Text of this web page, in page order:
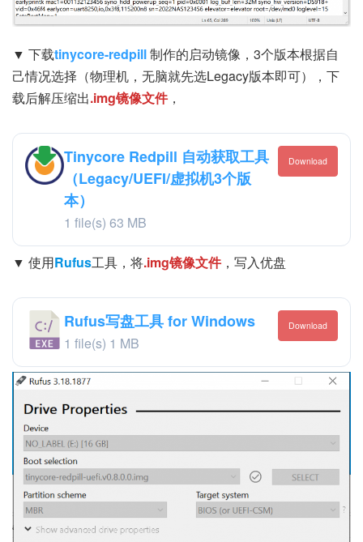
▼ 下载tinycore-redpill制作的启动镜像，3个版本根据自
己情况选择（物理机，无脑就先选Legacy版本即可），下
载后解压缩出.img镜像文件，
Tinycore Redpill 自动获取工具
（Legacy/UEFI/虚拟机3个版
本）
1 file(s) 63 MB
Download
▼ 使用Rufus工具，将.img镜像文件，写入优盘
Rufus写盘工具 for Windows
1 file(s) 1 MB
Download